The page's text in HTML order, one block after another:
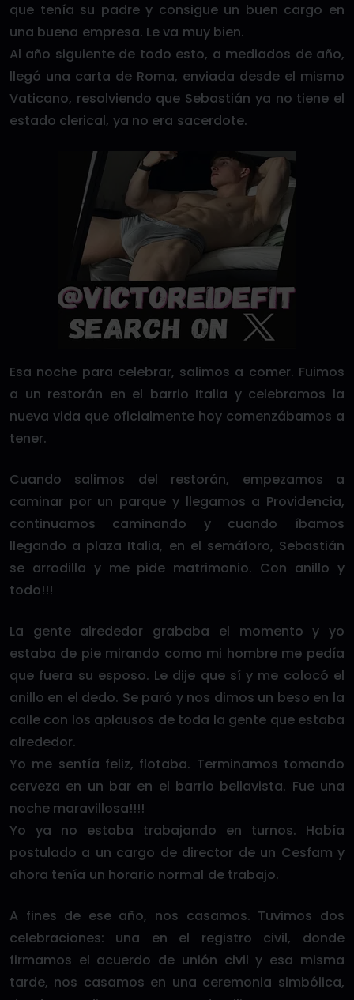
que tenía su padre y consigue un buen cargo en
una buena empresa. Le va muy bien.
Al año siguiente de todo esto, a mediados de año,
llegó una carta de Roma, enviada desde el mismo
Vaticano, resolviendo que Sebastián ya no tiene el
estado clerical, ya no era sacerdote.
Esa noche para celebrar, salimos a comer. Fuimos
a un restorán en el barrio Italia y celebramos la
nueva vida que oficialmente hoy comenzábamos a
tener.
Cuando salimos del restorán, empezamos a
caminar por un parque y llegamos a Providencia,
continuamos caminando y cuando íbamos
llegando a plaza Italia, en el semáforo, Sebastián
se arrodilla y me pide matrimonio. Con anillo y
todo!!!
La gente alrededor grababa el momento y yo
estaba de pie mirando como mi hombre me pedía
que fuera su esposo. Le dije que sí y me colocó el
anillo en el dedo. Se paró y nos dimos un beso en la
calle con los aplausos de toda la gente que estaba
alrededor.
Yo me sentía feliz, flotaba. Terminamos tomando
cerveza en un bar en el barrio bellavista. Fue una
noche maravillosa!!!!
Yo ya no estaba trabajando en turnos. Había
postulado a un cargo de director de un Cesfam y
ahora tenía un horario normal de trabajo.
A fines de ese año, nos casamos. Tuvimos dos
celebraciones: una en el registro civil, donde
firmamos el acuerdo de unión civil y esa misma
tarde, nos casamos en una ceremonia simbólica,